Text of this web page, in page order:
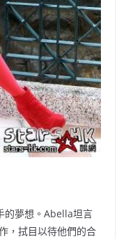
的夢想。Abella坦言
，拭目以待他們的合